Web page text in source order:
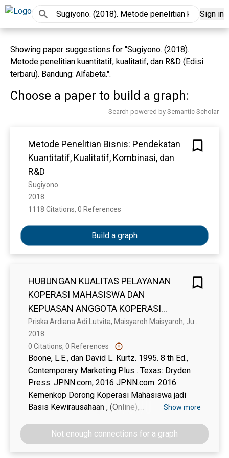
Sign in
Showing paper suggestions for "Sugiyono. (2018).
Metode penelitian kuantitatif, kualitatif, dan R&D (Edisi
terbaru). Bandung: Alfabeta.".
Choose a paper to build a graph:
Search powered by Semantic Scholar
Metode Penelitian Bisnis: Pendekatan
Kuantitatif, Kualitatif, Kombinasi, dan
R&D
Sugiyono
2018.
1118 Citations, 0 References
Build a graph
HUBUNGAN KUALITAS PELAYANAN
KOPERASI MAHASISWA DAN
KEPUASAN ANGGOTA KOPERASI
MAHASISWA
2018.
0 Citations, 0 References
Boone, L.E., dan David L. Kurtz. 1995. 8 th Ed.,
Contemporary Marketing Plus . Texas: Dryden
Press. JPNN.com, 2016 JPNN.com. 2016.
Kemenkop Dorong Koperasi Mahasiswa jadi
Basis Kewirausahaan , (Online),
jadi Basis-JPNN.com.htm), diakses 9 Maret
2016. Kotler, P. 2002. Manajemen Pemasaran.
Show more
Not enough connections for a graph